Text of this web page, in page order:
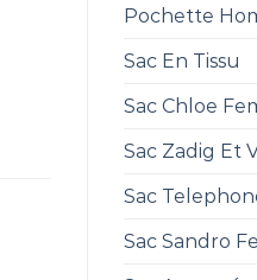
Pochette
Sac En Tissu
Sac Chloe
Sac Zadig Et
Sac
Sac Sandro